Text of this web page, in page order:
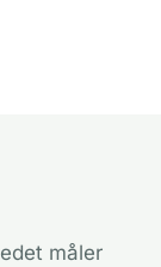
måler